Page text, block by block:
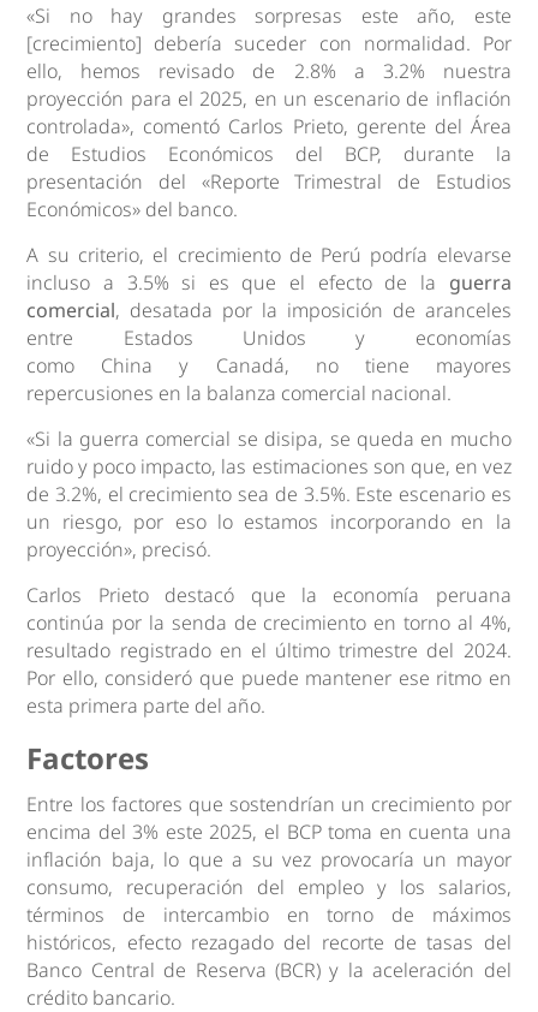
«Si no hay grandes sorpresas este año, este
[crecimiento] debería suceder con normalidad. Por
ello, hemos revisado de 2.8% a 3.2% nuestra
proyección para el 2025, en un escenario de inflación
controlada», comentó Carlos Prieto, gerente del Área
de Estudios Económicos del BCP, durante la
presentación del «Reporte Trimestral de Estudios
Económicos» del banco.
A su criterio, el crecimiento de Perú podría elevarse
incluso a 3.5% si es que el efecto de la guerra
comercial, desatada por la imposición de aranceles
entre Estados Unidos y economías
como China y Canadá, no tiene mayores
repercusiones en la balanza comercial nacional.
«Si la guerra comercial se disipa, se queda en mucho
ruido y poco impacto, las estimaciones son que, en vez
de 3.2%, el crecimiento sea de 3.5%. Este escenario es
un riesgo, por eso lo estamos incorporando en la
proyección», precisó.
Carlos Prieto destacó que la economía peruana
continúa por la senda de crecimiento en torno al 4%,
resultado registrado en el último trimestre del 2024.
Por ello, consideró que puede mantener ese ritmo en
esta primera parte del año.
Factores
Entre los factores que sostendrían un crecimiento por
encima del 3% este 2025, el BCP toma en cuenta una
inflación baja, lo que a su vez provocaría un mayor
consumo, recuperación del empleo y los salarios,
términos de intercambio en torno de máximos
históricos, efecto rezagado del recorte de tasas del
Banco Central de Reserva (BCR) y la aceleración del
crédito bancario.